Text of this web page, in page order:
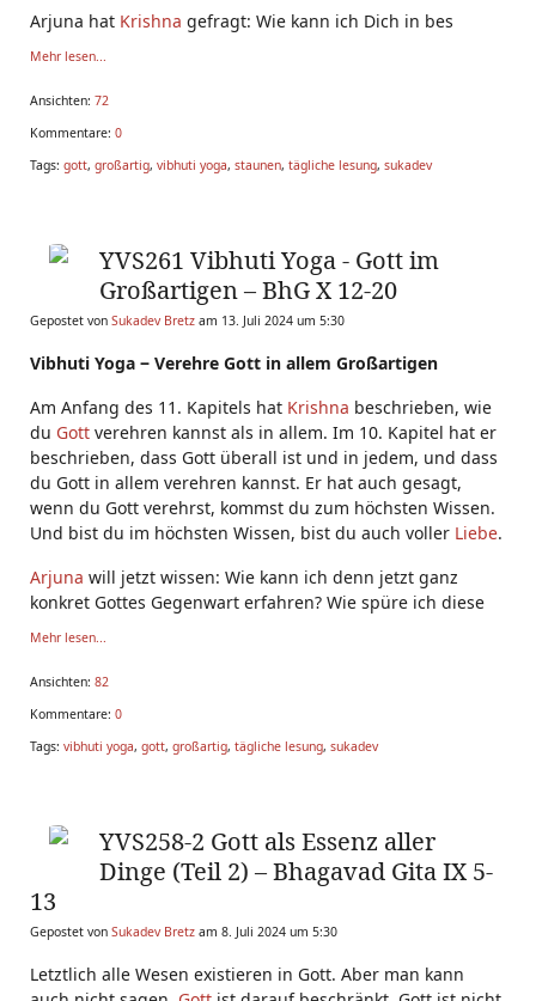
Arjuna hat Krishna gefragt: Wie kann ich Dich in bes
Mehr lesen...
Ansichten: 72
Kommentare: 0
Tags: gott, großartig, vibhuti yoga, staunen, tägliche lesung, sukadev
YVS261 Vibhuti Yoga - Gott im
Großartigen – BhG X 12-20
Gepostet von Sukadev Bretz am 13. Juli 2024 um 5:30
Vibhuti Yoga ‒ Verehre Gott in allem Großartigen
Am Anfang des 11. Kapitels hat Krishna beschrieben, wie
du Gott verehren kannst als in allem. Im 10. Kapitel hat er
beschrieben, dass Gott überall ist und in jedem, und dass
du Gott in allem verehren kannst. Er hat auch gesagt,
wenn du Gott verehrst, kommst du zum höchsten Wissen.
Und bist du im höchsten Wissen, bist du auch voller Liebe.
Arjuna will jetzt wissen: Wie kann ich denn jetzt ganz
konkret Gottes Gegenwart erfahren? Wie spüre ich diese
Mehr lesen...
Ansichten: 82
Kommentare: 0
Tags: vibhuti yoga, gott, großartig, tägliche lesung, sukadev
YVS258-2 Gott als Essenz aller
Dinge (Teil 2) – Bhagavad Gita IX 5-
13
Gepostet von Sukadev Bretz am 8. Juli 2024 um 5:30
Letztlich alle Wesen existieren in Gott. Aber man kann